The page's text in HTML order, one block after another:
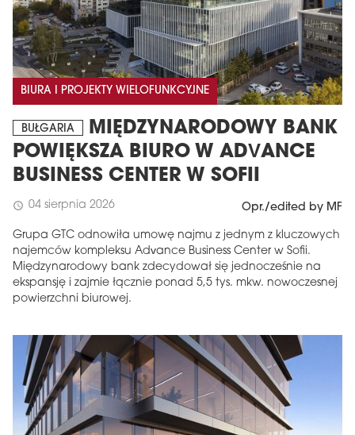
BIURA I PROJEKTY WIELOFUNKCYJNE
BUŁGARIA
MIĘDZYNARODOWY BANK
POWIĘKSZA BIURO W ADVANCE
BUSINESS CENTER W SOFII
schedule 04 sierpnia 2026 Opr./edited by MF
Grupa GTC odnowiła umowę najmu z jednym z kluczowych
najemców kompleksu Advance Business Center w Sofii.
Międzynarodowy bank zdecydował się jednocześnie na
ekspansję i zajmie łącznie ponad 5,5 tys. mkw. nowoczesnej
powierzchni biurowej.